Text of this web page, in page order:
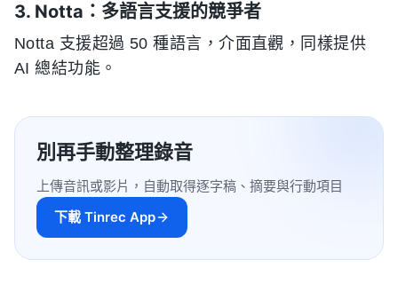
3. Notta：多語言支援的競爭者
Notta 支援超過 50 種語言，介面直觀，同樣提供
AI 總結功能。
別再手動整理錄音
上傳音訊或影片，自動取得逐字稿、摘要與行動項目
下載 Tinrec App